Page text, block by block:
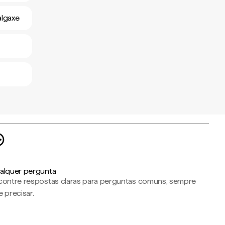
pergunta
respostas claras para perguntas comuns, sempre
precisar.